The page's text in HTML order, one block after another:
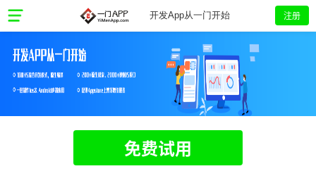
开发App从一门开始 注册
免费试用